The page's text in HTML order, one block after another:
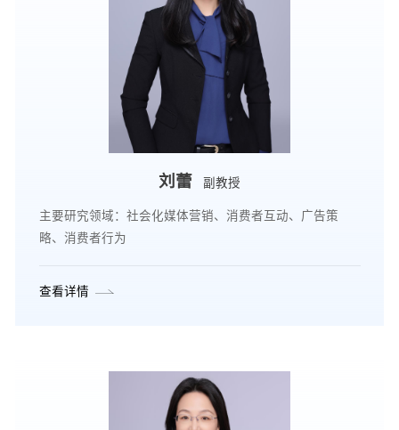
刘蕾 副教授
主要研究领域：社会化媒体营销、消费者互动、广告策
略、消费者行为
查看详情